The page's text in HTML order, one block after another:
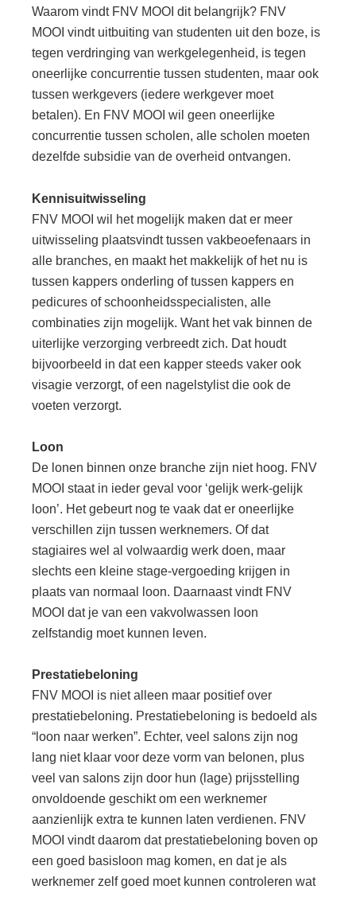
Waarom vindt FNV MOOI dit belangrijk? FNV
MOOI vindt uitbuiting van studenten uit den boze, is
tegen verdringing van werkgelegenheid, is tegen
oneerlijke concurrentie tussen studenten, maar ook
tussen werkgevers (iedere werkgever moet
betalen). En FNV MOOI wil geen oneerlijke
concurrentie tussen scholen, alle scholen moeten
dezelfde subsidie van de overheid ontvangen.
Kennisuitwisseling
FNV MOOI wil het mogelijk maken dat er meer
uitwisseling plaatsvindt tussen vakbeoefenaars in
alle branches, en maakt het makkelijk of het nu is
tussen kappers onderling of tussen kappers en
pedicures of schoonheidsspecialisten, alle
combinaties zijn mogelijk. Want het vak binnen de
uiterlijke verzorging verbreedt zich. Dat houdt
bijvoorbeeld in dat een kapper steeds vaker ook
visagie verzorgt, of een nagelstylist die ook de
voeten verzorgt.
Loon
De lonen binnen onze branche zijn niet hoog. FNV
MOOI staat in ieder geval voor ‘gelijk werk-gelijk
loon’. Het gebeurt nog te vaak dat er oneerlijke
verschillen zijn tussen werknemers. Of dat
stagiaires wel al volwaardig werk doen, maar
slechts een kleine stage-vergoeding krijgen in
plaats van normaal loon. Daarnaast vindt FNV
MOOI dat je van een vakvolwassen loon
zelfstandig moet kunnen leven.
Prestatiebeloning
FNV MOOI is niet alleen maar positief over
prestatiebeloning. Prestatiebeloning is bedoeld als
“loon naar werken”. Echter, veel salons zijn nog
lang niet klaar voor deze vorm van belonen, plus
veel van salons zijn door hun (lage) prijsstelling
onvoldoende geschikt om een werknemer
aanzienlijk extra te kunnen laten verdienen. FNV
MOOI vindt daarom dat prestatiebeloning boven op
een goed basisloon mag komen, en dat je als
werknemer zelf goed moet kunnen controleren wat